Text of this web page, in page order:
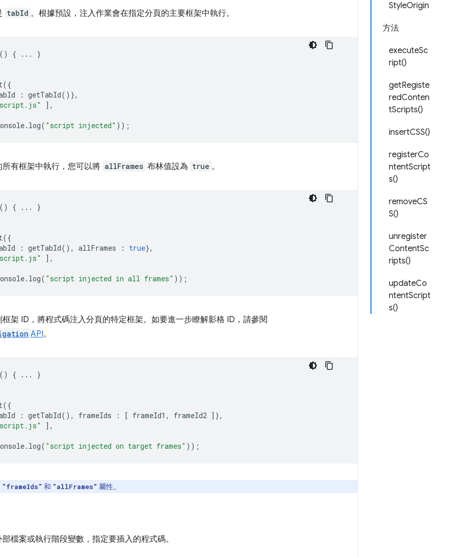
StyleOrigin
方法
executeSc
ript()
getRegiste
redConten
tScripts()
insertCSS()
registerCo
ntentScript
s()
removeCS
S()
unregister
ContentSc
ripts()
updateCo
ntentScript
s()
tabId 。根據預設，注入作業會在指定分頁的主要框架中執行。
() { ... }
({
: getTabId()},
],
. log( "script injected" ));
有框架中執行，您可以將 allFrames 布林值設為 true 。
() { ... }
({
: getTabId(), allFrames : true},
],
. log( "script injected in all frames" ));
架 ID，將程式碼注入分頁的特定框架。如要進一步瞭解影格 ID，請參閱
API。
() { ... }
({
: getTabId(), frameIds : [ frameId1 , frameId2 ]},
],
. log( "script injected on target frames" ));
"frameIds" 和 "allFrames" 屬性。
檔案或執行階段變數，指定要插入的程式碼。